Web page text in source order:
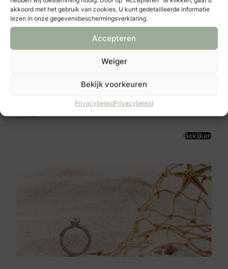
akkoord met het gebruik van cookies. U kunt gedetailleerde informatie
lezen in onze gegevensbeschermingsverklaring.
Accepteren
Weiger
Bekijk voorkeuren
PrivacybeleidPrivacybeleid
Boxtel
Bekijken